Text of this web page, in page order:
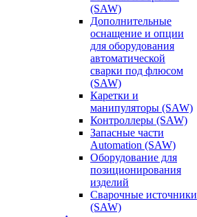
(SAW)
Дополнительные
оснащение и опции
для оборудования
автоматической
сварки под флюсом
(SAW)
Каретки и
манипуляторы (SAW)
Контроллеры (SAW)
Запасные части
Automation (SAW)
Оборудование для
позиционирования
изделий
Сварочные источники
(SAW)